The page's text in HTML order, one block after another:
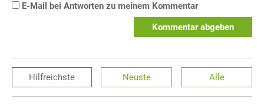
E-Mail bei Antworten zu meinem Kommentar
Kommentar abgeben
Hilfreichste Neuste Alle